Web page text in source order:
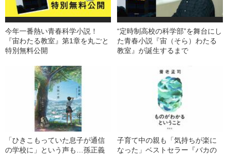
今年一番熱い青春科学小説！
『宙わたる教室』第1章を丸ごと
特別無料公開
“定時制高校の科学部”を舞台にし
た青春小説『宙（そら）わたる
教室』が誕生するまで
「ひきこもっていた息子が通信
の学校に」という声も…孫正義
子育て中の親も「気持ちが楽に
なった」ベストセラー『バカの